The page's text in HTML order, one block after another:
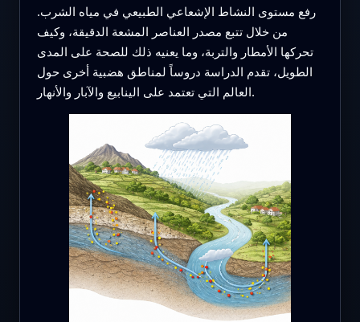
رفع مستوى النشاط الإشعاعي الطبيعي في مياه الشرب.
من خلال تتبع مصدر العناصر المشعة الدقيقة، وكيف
تحركها الأمطار والتربة، وما يعنيه ذلك للصحة على المدى
الطويل، تقدم الدراسة دروساً لمناطق هضبية أخرى حول
العالم التي تعتمد على الينابيع والآبار والأنهار.